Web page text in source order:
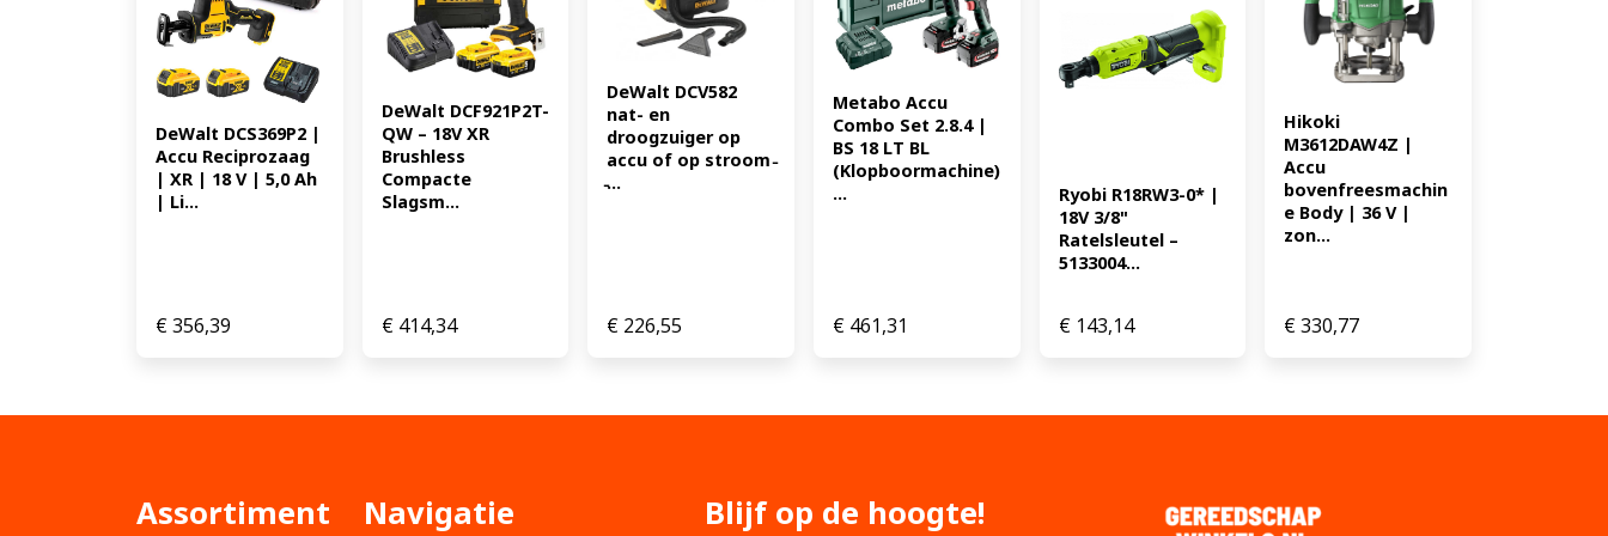
DeWalt DCS369P2 |
Accu Reciprozaag
| XR | 18 V | 5,0 Ah
| Li...
€356,39
DeWalt DCF921P2T-
QW – 18V XR
Brushless
Compacte
Slagsm...
€414,34
DeWalt DCV582
nat- en
droogzuiger op
accu of op stroom
̵...
€ 226,55
Metabo Accu
Combo Set 2.8.4 |
BS 18 LT BL
(Klopboormachine)
...
€461,31
Ryobi R18RW3-0* |
18V 3/8"
Ratelsleutel –
5133004...
€143,14
Hikoki
M3612DAW4Z |
Accu
bovenfreesmachin
e Body | 36 V |
zon...
€330,77
Assortiment Navigatie Blijf op de hoogte!